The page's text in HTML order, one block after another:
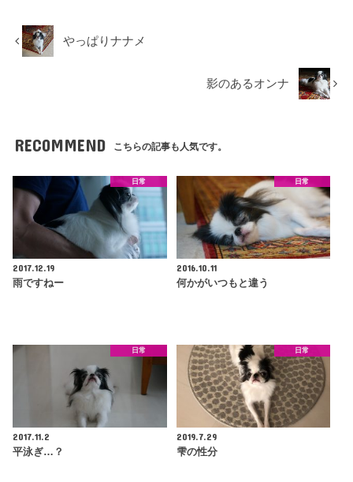
やっぱりナナメ
影のあるオンナ
RECOMMEND こちらの記事も人気です。
日常
2017.12.19
雨ですねー
日常
2016.10.11
何かがいつもと違う
日常
2017.11.2
平泳ぎ…？
日常
2019.7.29
雫の性分